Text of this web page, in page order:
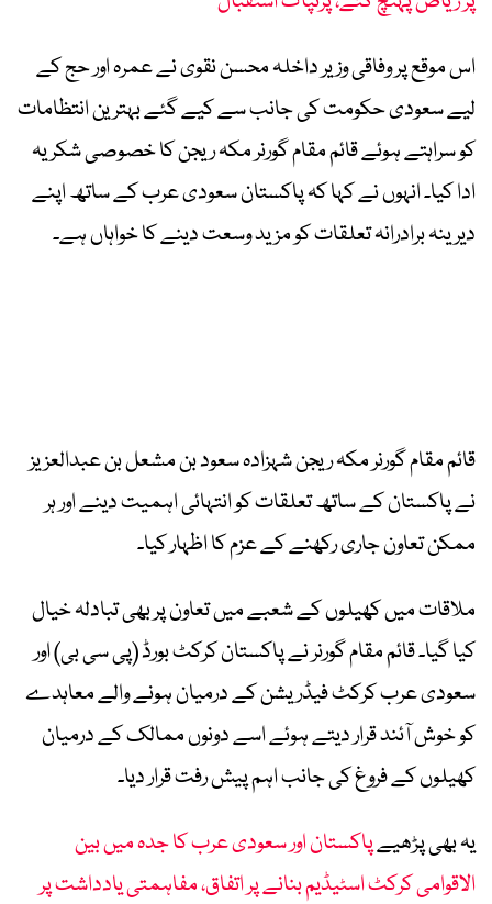
اس موقع پر وفاقی وزیر داخلہ محسن نقوی نے عمرہ اور حج کے
لیے سعودی حکومت کی جانب سے کیے گئے بہترین انتظامات
کو سراہتے ہوئے قائم مقام گورنر مکہ ریجن کا خصوصی شکریہ
ادا کیا۔ انہوں نے کہا کہ پاکستان سعودی عرب کے ساتھ اپنے
دیرینہ برادرانہ تعلقات کو مزید وسعت دینے کا خواہاں ہے۔
قائم مقام گورنر مکہ ریجن شہزادہ سعود بن مشعل بن عبدالعزیز
نے پاکستان کے ساتھ تعلقات کو انتہائی اہمیت دینے اور ہر
ممکن تعاون جاری رکھنے کے عزم کا اظہار کیا۔
ملاقات میں کھیلوں کے شعبے میں تعاون پر بھی تبادلہ خیال
کیا گیا۔ قائم مقام گورنر نے پاکستان کرکٹ بورڈ (پی سی بی) اور
سعودی عرب کرکٹ فیڈریشن کے درمیان ہونے والے معاہدے
کو خوش آئند قرار دیتے ہوئے اسے دونوں ممالک کے درمیان
کھیلوں کے فروغ کی جانب اہم پیش رفت قرار دیا۔
یہ بھی پڑھیےپاکستان اور سعودی عرب کا جدہ میں بین
الاقوامی کرکٹ اسٹیڈیم بنانے پر اتفاق، مفاہمتی یادداشت پر